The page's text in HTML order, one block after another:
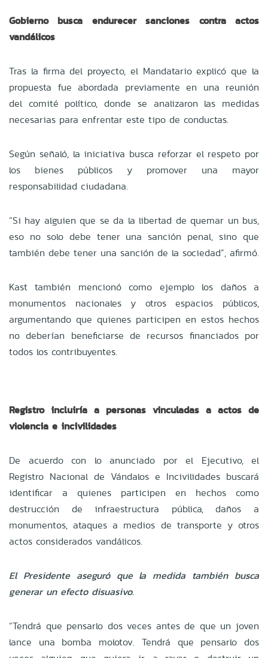
Gobierno busca endurecer sanciones contra actos
vandálicos
Tras la firma del proyecto, el Mandatario explicó que la
propuesta fue abordada previamente en una reunión
del comité político, donde se analizaron las medidas
necesarias para enfrentar este tipo de conductas.
Según señaló, la iniciativa busca reforzar el respeto por
los bienes públicos y promover una mayor
responsabilidad ciudadana.
“Si hay alguien que se da la libertad de quemar un bus,
eso no solo debe tener una sanción penal, sino que
también debe tener una sanción de la sociedad”, afirmó.
Kast también mencionó como ejemplo los daños a
monumentos nacionales y otros espacios públicos,
argumentando que quienes participen en estos hechos
no deberían beneficiarse de recursos financiados por
todos los contribuyentes.
Registro incluiría a personas vinculadas a actos de
violencia e incivilidades
De acuerdo con lo anunciado por el Ejecutivo, el
Registro Nacional de Vándalos e Incivilidades buscará
identificar a quienes participen en hechos como
destrucción de infraestructura pública, daños a
monumentos, ataques a medios de transporte y otros
actos considerados vandálicos.
El Presidente aseguró que la medida también busca
generar un efecto disuasivo.
“Tendrá que pensarlo dos veces antes de que un joven
lance una bomba molotov. Tendrá que pensarlo dos